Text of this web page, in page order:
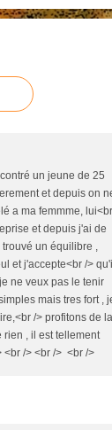
un jeune de 25
et depuis on
a ma femmme, lui<br
et depuis j'ai de
un équilibre ,
et j'accepte<br />
ne veux pas le tenir
mais tres fort ,
/> profitons de la
rien , il est tellement
<br /> <br /> <br />